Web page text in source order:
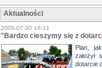
Aktualności
2008-07-30 16:11
"Bardzo cieszymy się z
Plan,
dotarcie